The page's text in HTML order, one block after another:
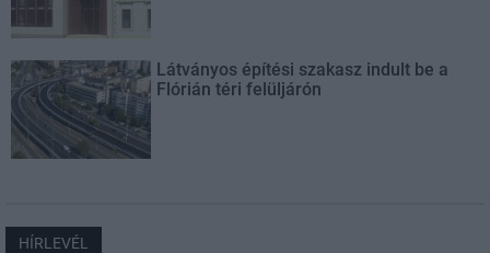
Látványos építési szakasz indult be a
Flórián téri felüljárón
HÍRLEVÉL